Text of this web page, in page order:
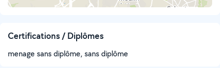
Certifications / Diplômes
menage sans diplôme, sans diplôme